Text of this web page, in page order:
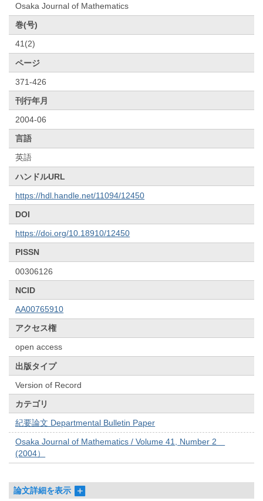
Osaka Journal of Mathematics
巻(号)
41(2)
ページ
371-426
刊行年月
2004-06
言語
英語
ハンドルURL
https://hdl.handle.net/11094/12450
DOI
https://doi.org/10.18910/12450
PISSN
00306126
NCID
AA00765910
アクセス権
open access
出版タイプ
Version of Record
カテゴリ
紀要論文 Departmental Bulletin Paper
Osaka Journal of Mathematics / Volume 41, Number 2
(2004）
論文詳細を表示